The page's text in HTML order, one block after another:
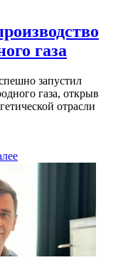
газа
запустил
газа, открыв
отрасли